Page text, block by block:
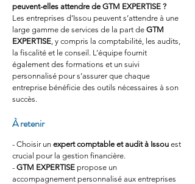
peuvent-elles attendre de GTM EXPERTISE ?
Les entreprises d’Issou peuvent s’attendre à une
large gamme de services de la part de GTM
EXPERTISE, y compris la comptabilité, les audits,
la fiscalité et le conseil. L’équipe fournit
également des formations et un suivi
personnalisé pour s’assurer que chaque
entreprise bénéficie des outils nécessaires à son
succès.
À retenir
- Choisir un expert comptable et audit à Issou est
crucial pour la gestion financière.
- GTM EXPERTISE propose un
accompagnement personnalisé aux entreprises